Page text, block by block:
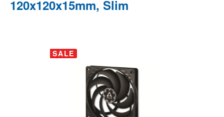
120x120x15mm, Slim
Bildergalerie überspringen
SALE